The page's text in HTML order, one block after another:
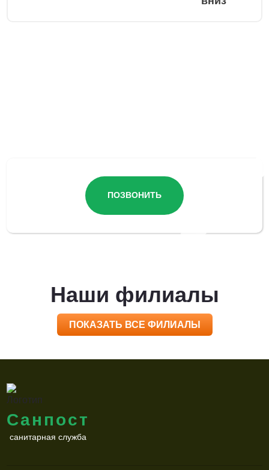
ПОЗВОНИТЬ
Наши филиалы
ПОКАЗАТЬ ВСЕ ФИЛИАЛЫ
Санпост
санитарная служба